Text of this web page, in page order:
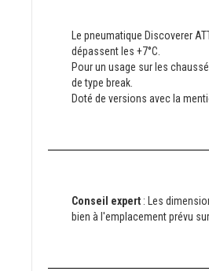
Le pneumatique Discoverer
dépassent les +7°C.
Pour un usage sur les
de type break.
Doté de versions avec la
Conseil expert : Les
bien à l'emplacement prévu